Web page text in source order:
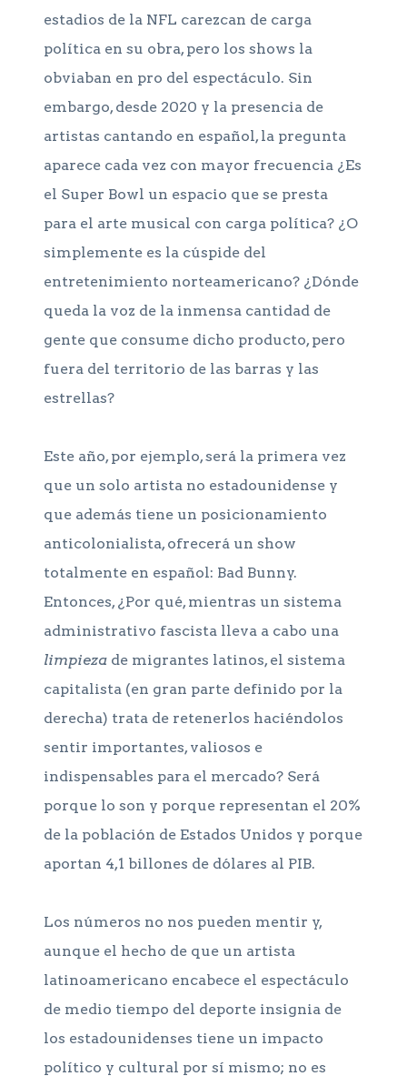
estadios de la NFL carezcan de carga
política en su obra, pero los shows la
obviaban en pro del espectáculo. Sin
embargo, desde 2020 y la presencia de
artistas cantando en español, la pregunta
aparece cada vez con mayor frecuencia ¿Es
el Super Bowl un espacio que se presta
para el arte musical con carga política? ¿O
simplemente es la cúspide del
entretenimiento norteamericano? ¿Dónde
queda la voz de la inmensa cantidad de
gente que consume dicho producto, pero
fuera del territorio de las barras y las
estrellas?
Este año, por ejemplo, será la primera vez
que un solo artista no estadounidense y
que además tiene un posicionamiento
anticolonialista, ofrecerá un show
totalmente en español: Bad Bunny.
Entonces, ¿Por qué, mientras un sistema
administrativo fascista lleva a cabo una
limpieza de migrantes latinos, el sistema
capitalista (en gran parte definido por la
derecha) trata de retenerlos haciéndolos
sentir importantes, valiosos e
indispensables para el mercado? Será
porque lo son y porque representan el 20%
de la población de Estados Unidos y porque
aportan 4,1 billones de dólares al PIB.
Los números no nos pueden mentir y,
aunque el hecho de que un artista
latinoamericano encabece el espectáculo
de medio tiempo del deporte insignia de
los estadounidenses tiene un impacto
político y cultural por sí mismo; no es